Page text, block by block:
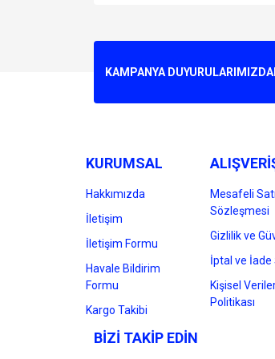
Ürün resmi kalitesiz, bozuk
Bu ürüne benzer farklı
KAMPANYA
KURUMSAL
Hakkımızda
İletişim
İletişim Formu
Havale Bildirim
Formu
Kargo Takibi
Mesafeli
Sözleşmesi
Gizlilik ve
İptal ve İade
Kişisel
Politikası
BİZİ TAKİP EDİN